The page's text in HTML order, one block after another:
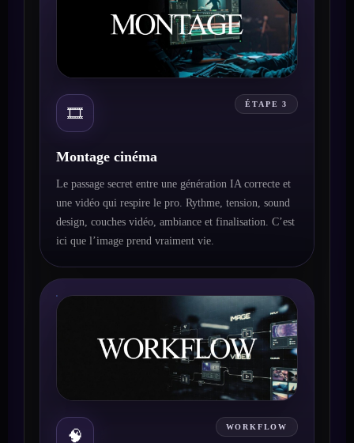
🎞️
ÉTAPE 3
Montage cinéma
Le passage secret entre une génération IA correcte et
une vidéo qui respire le pro. Rythme, tension, sound
design, couches vidéo, ambiance et finalisation. C’est
ici que l’image prend vraiment vie.
🧠
WORKFLOW